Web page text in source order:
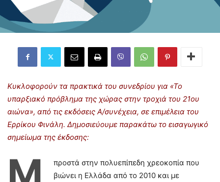
Κυκλοφορούν τα πρακτικά του συνεδρίου για «Το
υπαρξιακό πρόβλημα της χώρας στην τροχιά του 21ου
αιώνα», από τις εκδόσεις Α/συνέχεια, σε επιμέλεια του
Ερρίκου Φινάλη. Δημοσιεύουμε παρακάτω το εισαγωγικό
σημείωμα της έκδοσης:
προστά στην πολυεπίπεδη χρεοκοπία που
βιώνει η Ελλάδα από το 2010 και με